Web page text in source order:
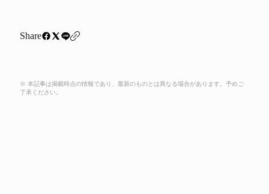
Share
※ 本記事は掲載時点の情報であり、最新のものとは異なる場合があります。予めご
了承ください。